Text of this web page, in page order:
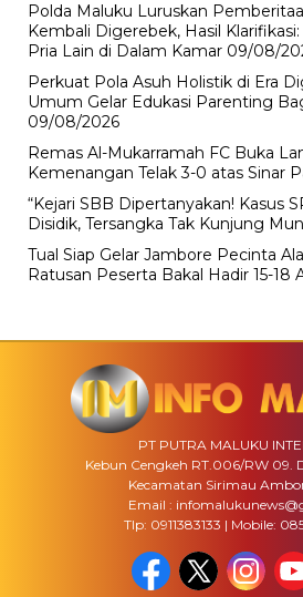
Polda Maluku Luruskan
Kembali Digerebek, Hasil
Pria Lain di Dalam Kamar 09/08/
Perkuat Pola Asuh Holistik di Era
Umum Gelar Edukasi Parenting
09/08/2026
Remas Al-Mukarramah FC Buka
Kemenangan Telak 3-0 atas Sinar
“Kejari SBB Dipertanyakan! Kasus
Disidik, Tersangka Tak Kunjung
Tual Siap Gelar Jambore Pecinta
Ratusan Peserta Bakal Hadir 15-18
PT PUTRA MALUKU
Kebun Cengkeh RT.006/RW 09.
Kecamatan Sirimau
Email :
Tlp: 0911383133 | Mobile: